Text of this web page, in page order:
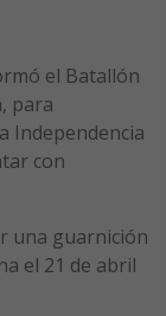
el Batallón
para
Independencia
con
una guarnición
el 21 de abril